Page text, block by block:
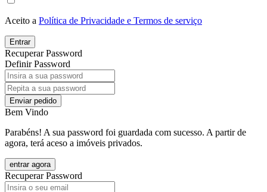
Aceito a Política de Privacidade e Termos de serviço
Entrar
Recuperar Password
Definir Password
Enviar pedido
Bem Vindo
Parabéns! A sua password foi guardada com sucesso. A partir de
agora, terá aceso a imóveis privados.
entrar agora
Recuperar Password